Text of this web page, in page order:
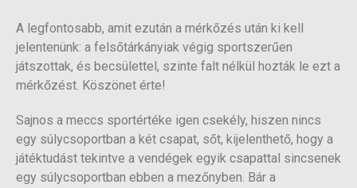
A legfontosabb, amit ezután a mérkőzés után ki kell
jelentenünk: a felsőtárkányiak végig sportszerűen
játszottak, és becsülettel, szinte falt nélkül hozták le ezt a
mérkőzést. Köszönet érte!
Sajnos a meccs sportértéke igen csekély, hiszen nincs
egy súlycsoportban a két csapat, sőt, kijelenthető, hogy a
játéktudást tekintve a vendégek egyik csapattal sincsenek
egy súlycsoportban ebben a mezőnyben. Bár a